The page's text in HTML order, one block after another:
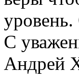
С
Андрей